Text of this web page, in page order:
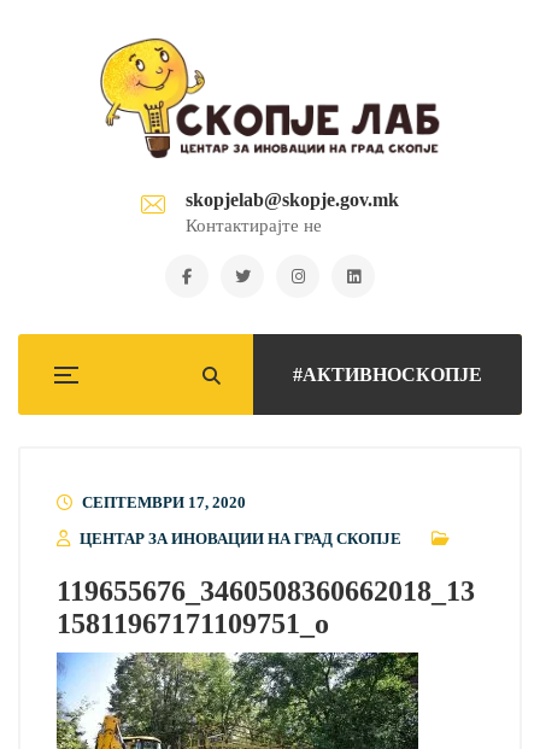
skopjelab@skopje.gov.mk
Контактирајте не
#АКТИВНОСКОПЈЕ
СЕПТЕМВРИ 17, 2020
ЦЕНТАР ЗА ИНОВАЦИИ НА ГРАД СКОПЈЕ
119655676_3460508360662018_13
15811967171109751_o